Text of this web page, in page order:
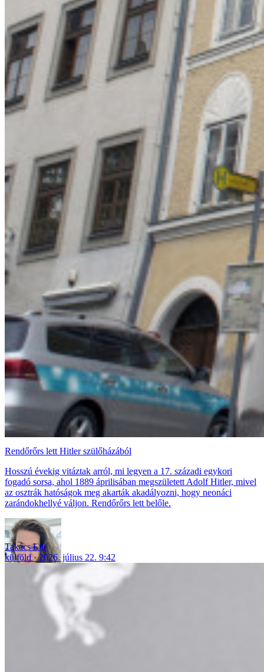
Rendőrőrs lett Hitler szülőházából
Hosszú évekig vitáztak arról, mi legyen a 17. századi egykori
fogadó sorsa, ahol 1889 áprilisában megszületett Adolf Hitler, mivel
az osztrák hatóságok meg akarták akadályozni, hogy neonáci
zarándokhellyé váljon. Rendőrőrs lett belőle.
Takács Lili
külföld
2026. július 22. 9:42